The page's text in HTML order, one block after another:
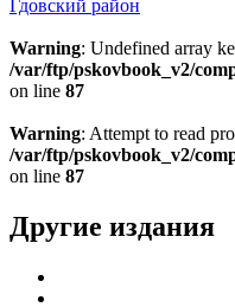
Гдовский район
Warning: Undefined array
/var/ftp/pskovbook_v2/
on line 87
Warning: Attempt to read
/var/ftp/pskovbook_v2/
on line 87
Другие издания